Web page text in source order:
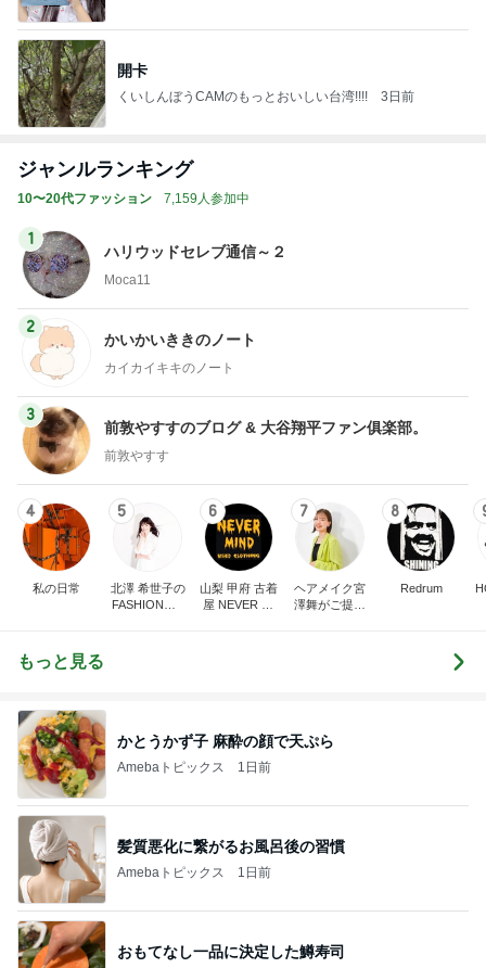
開卡
くいしんぼうCAMのもっとおいしい台湾!!!! 3日前
ジャンルランキング
10〜20代ファッション 7,159人参加中
1
ハリウッドセレブ通信～２
Moca11
2
かいかいききのノート
カイカイキキのノート
3
前敦やすすのブログ & 大谷翔平ファン俱楽部。
前敦やすす
4
私の日常
5
北澤 希世子の
FASHION◆bl
6
山梨 甲府 古着
屋 NEVER MI
7
ヘアメイク宮
澤舞がご提案
8
Redrum
もっと見る
かとうかず子 麻酔の顔で天ぷら
Amebaトピックス 1日前
髪質悪化に繋がるお風呂後の習慣
Amebaトピックス 1日前
おもてなし一品に決定した鱒寿司